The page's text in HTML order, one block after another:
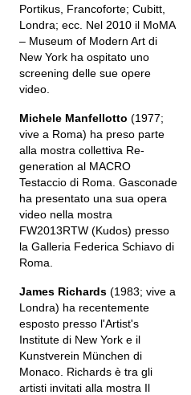
Portikus, Francoforte; Cubitt,
Londra; ecc. Nel 2010 il MoMA
– Museum of Modern Art di
New York ha ospitato uno
screening delle sue opere
video.
Michele Manfellotto (1977;
vive a Roma) ha preso parte
alla mostra collettiva Re-
generation al MACRO
Testaccio di Roma. Gasconade
ha presentato una sua opera
video nella mostra
FW2013RTW (Kudos) presso
la Galleria Federica Schiavo di
Roma.
James Richards (1983; vive a
Londra) ha recentemente
esposto presso l'Artist's
Institute di New York e il
Kunstverein München di
Monaco. Richards è tra gli
artisti invitati alla mostra Il